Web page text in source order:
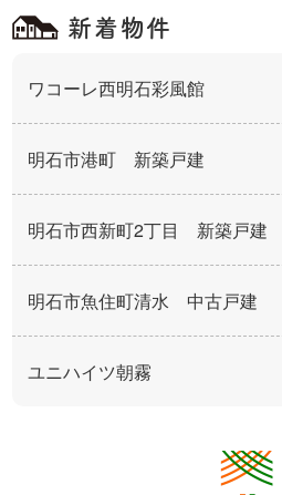
新着物件
ワコーレ西明石彩風館
明石市港町 新築戸建
明石市西新町2丁目 新築戸建
明石市魚住町清水 中古戸建
ユニハイツ朝霧